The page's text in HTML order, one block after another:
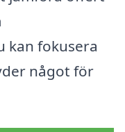
kan fokusera
något för